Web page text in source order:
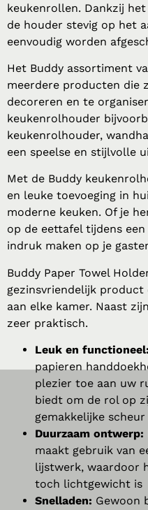
keukenrollen. Dankzij
de houder stevig op het
eenvoudig worden
Het Buddy assortiment
meerdere producten die
decoreren en te
keukenrolhouder
keukenrolhouder,
een speelse en stijlvolle
Met de Buddy
en leuke toevoeging in
moderne keuken. Of je
op de eettafel tijdens
indruk maken op je
Buddy Paper Towel
gezinsvriendelijk
aan elke kamer. Naast
zeer praktisch.
Leuk en functioneel:
papieren
plezier toe aan uw
biedt om de rol op
gemakkelijke
Duurzaam ontwerp:
maakt gebruik van
lijstwerk, waardoor
toch lichtgewicht is
Snelladen: Gewoon